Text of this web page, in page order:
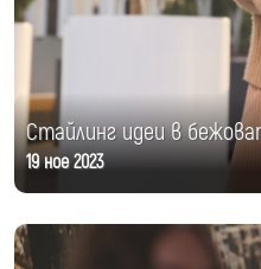
Стайлинг идеи в
19 ное 2023